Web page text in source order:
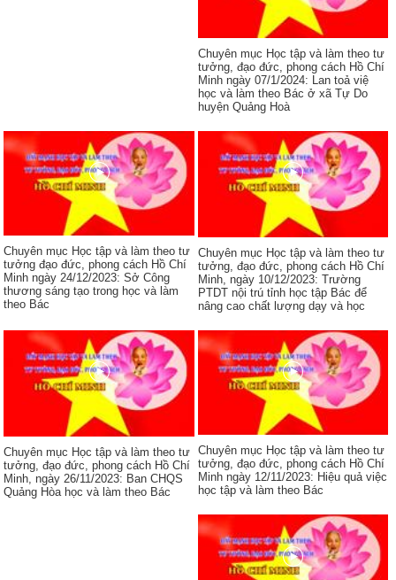
Chuyên mục Học tập và làm theo tư
tưởng, đạo đức, phong cách Hồ Chí
Minh ngày 07/1/2024: Lan toả việ
học và làm theo Bác ở xã Tự Do
huyện Quảng Hoà
Chuyên mục Học tập và làm theo tư
tưởng đạo đức, phong cách Hồ Chí
Minh ngày 24/12/2023: Sở Công
thương sáng tạo trong học và làm
theo Bác
Chuyên mục Học tập và làm theo tư
tưởng, đạo đức, phong cách Hồ Chí
Minh, ngày 10/12/2023: Trường
PTDT nội trú tỉnh học tập Bác để
nâng cao chất lượng dạy và học
Chuyên mục Học tập và làm theo tư
tưởng, đạo đức, phong cách Hồ Chí
Minh, ngày 26/11/2023: Ban CHQS
Quảng Hòa học và làm theo Bác
Chuyên mục Học tập và làm theo tư
tưởng, đạo đức, phong cách Hồ Chí
Minh ngày 12/11/2023: Hiệu quả việc
học tập và làm theo Bác